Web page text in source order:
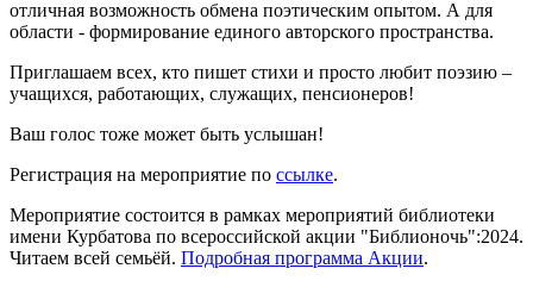
отличная возможность обмена поэтическим опытом. А для
области - формирование единого авторского пространства.
Приглашаем всех, кто пишет стихи и просто любит поэзию –
учащихся, работающих, служащих, пенсионеров!
Ваш голос тоже может быть услышан!
Регистрация на мероприятие по ссылке.
Мероприятие состоится в рамках мероприятий библиотеки
имени Курбатова по всероссийской акции "Библионочь":2024.
Читаем всей семьёй. Подробная программа Акции.